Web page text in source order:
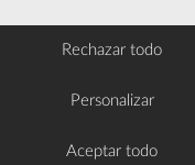
Rechazar todo
Personalizar
Aceptar todo